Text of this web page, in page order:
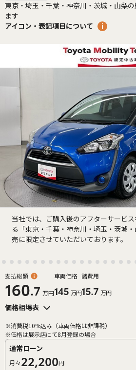
東京・埼玉・千葉・神奈川・茨城・山梨
ます
アイコン・表記項目について
当社では、ご購入後のアフターサービ
る「東京・千葉・神奈川・埼玉・茨城
売に限定させていただいております。
支払総額
160.7 万円
車両価格
145 万円
諸費用
15.7 万円
価格相場表
※消費税10%込み（車両価格は非課税）
※価格は展示店にて8月登録の場合
通常ローン
月々22,200円